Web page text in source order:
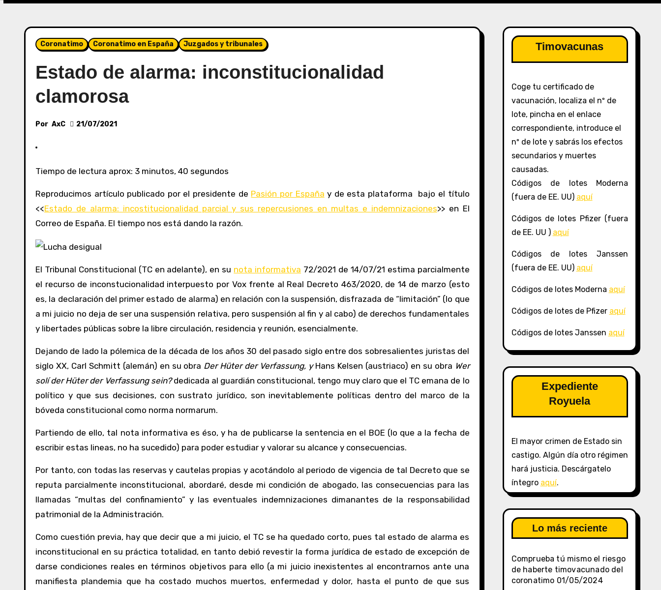
Coronatimo Coronatimo en España Juzgados y tribunales
Estado de alarma: inconstitucionalidad
clamorosa
Por AxC 21/07/2021
Tiempo de lectura aprox: 3 minutos, 40 segundos
Reproducimos artículo publicado por el presidente de Pasión por España y de esta plataforma bajo el título
<<Estado de alarma: incostitucionalidad parcial y sus repercusiones en multas e indemnizaciones>> en El
Correo de España. El tiempo nos está dando la razón.
El Tribunal Constitucional (TC en adelante), en su nota informativa 72/2021 de 14/07/21 estima parcialmente
el recurso de inconstucionalidad interpuesto por Vox frente al Real Decreto 463/2020, de 14 de marzo (esto
es, la declaración del primer estado de alarma) en relación con la suspensión, disfrazada de “limitación” (lo que
a mi juicio no deja de ser una suspensión relativa, pero suspensión al fin y al cabo) de derechos fundamentales
y libertades públicas sobre la libre circulación, residencia y reunión, esencialmente.
Dejando de lado la pólemica de la década de los años 30 del pasado siglo entre dos sobresalientes juristas del
siglo XX, Carl Schmitt (alemán) en su obra Der Hüter der Verfassung, y Hans Kelsen (austriaco) en su obra Wer
solí der Hüter der Verfassung sein?dedicada al guardián constitucional, tengo muy claro que el TC emana de lo
político y que sus decisiones, con sustrato jurídico, son inevitablemente políticas dentro del marco de la
bóveda constitucional como norma normarum.
Partiendo de ello, tal nota informativa es éso, y ha de publicarse la sentencia en el BOE (lo que a la fecha de
escribir estas lineas, no ha sucedido) para poder estudiar y valorar su alcance y consecuencias.
Por tanto, con todas las reservas y cautelas propias y acotándolo al periodo de vigencia de tal Decreto que se
reputa parcialmente inconstitucional, abordaré, desde mi condición de abogado, las consecuencias para las
llamadas “multas del confinamiento” y las eventuales indemnizaciones dimanantes de la responsabilidad
patrimonial de la Administración.
Como cuestión previa, hay que decir que a mi juicio, el TC se ha quedado corto, pues tal estado de alarma es
inconstitucional en su práctica totalidad, en tanto debió revestir la forma jurídica de estado de excepción de
darse condiciones reales en términos objetivos para ello (a mi juicio inexistentes al encontrarnos ante una
manifiesta plandemia que ha costado muchos muertos, enfermedad y dolor, hasta el punto de que sus
Timovacunas
Coge tu certificado de
vacunación, localiza el nº de
lote, pincha en el enlace
correspondiente, introduce el
nº de lote y sabrás los efectos
secundarios y muertes
causadas.
Códigos de lotes Moderna
(fuera de EE. UU) aquí
Códigos de lotes Pfizer (fuera
de EE. UU ) aquí
Códigos de lotes Janssen
(fuera de EE. UU) aquí
Códigos de lotes Moderna aquí
Códigos de lotes de Pfizer aquí
Códigos de lotes Janssen aquí
Expediente
Royuela
El mayor crimen de Estado sin
castigo. Algún día otro régimen
hará justicia. Descárgatelo
íntegro aquí.
Lo más reciente
Comprueba tú mismo el riesgo
de haberte timovacunado del
coronatimo 01/05/2024